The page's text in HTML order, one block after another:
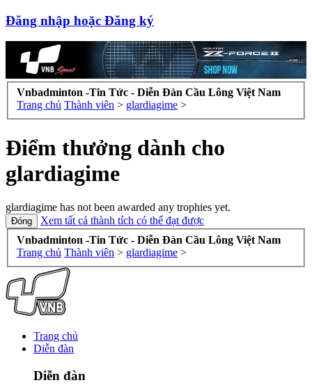
Đăng nhập hoặc Đăng ký
Vnbadminton -Tin Tức - Diễn Đàn Cầu Lông Việt Nam
Trang chủ Thành viên > glardiagime >
Điểm thưởng dành cho
glardiagime
glardiagime has not been awarded any trophies yet.
Xem tất cả thành tích có thể đạt được
Vnbadminton -Tin Tức - Diễn Đàn Cầu Lông Việt Nam
Trang chủ Thành viên > glardiagime >
Trang chủ
Diễn đàn
Diễn đàn